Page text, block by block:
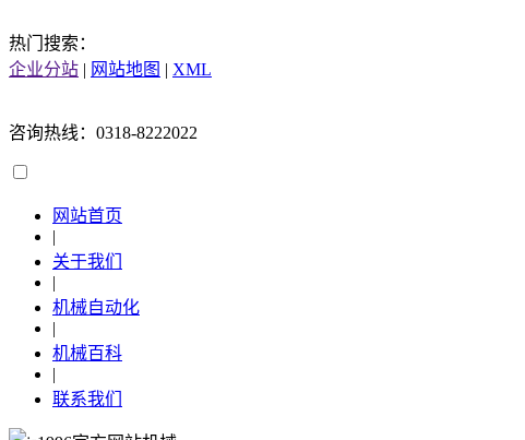
热门搜索：
企业分站 | 网站地图 | XML
咨询热线：0318-8222022
网站首页
|
关于我们
|
机械自动化
|
机械百科
|
联系我们